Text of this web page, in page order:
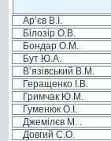
Ар’єв В.І.
Білозір О.В.
Бондар О.М.
Бут Ю.А.
В’язівський В.М.
Геращенко І.В.
Гримчак Ю.М.
Гуменюк О.І.
Джемілєв М. .
Довгий С.О.